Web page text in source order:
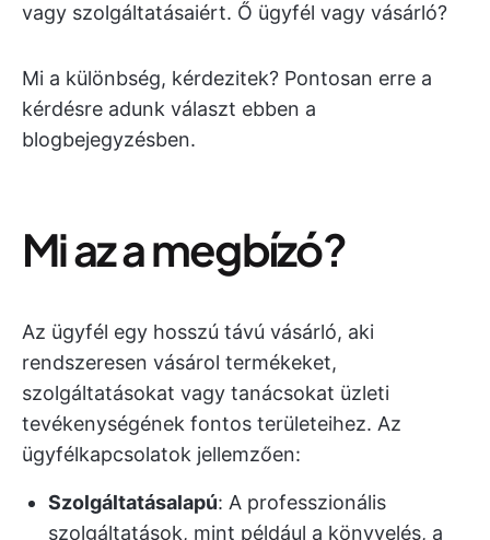
vagy szolgáltatásaiért. Ő ügyfél vagy vásárló?
Mi a különbség, kérdezitek? Pontosan erre a
kérdésre adunk választ ebben a
blogbejegyzésben.
Mi az a megbízó?
Az ügyfél egy hosszú távú vásárló, aki
rendszeresen vásárol termékeket,
szolgáltatásokat vagy tanácsokat üzleti
tevékenységének fontos területeihez. Az
ügyfélkapcsolatok jellemzően:
Szolgáltatásalapú: A professzionális
szolgáltatások, mint például a könyvelés, a